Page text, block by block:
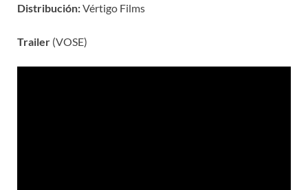
Distribución:Vértigo Films
Trailer (VOSE)